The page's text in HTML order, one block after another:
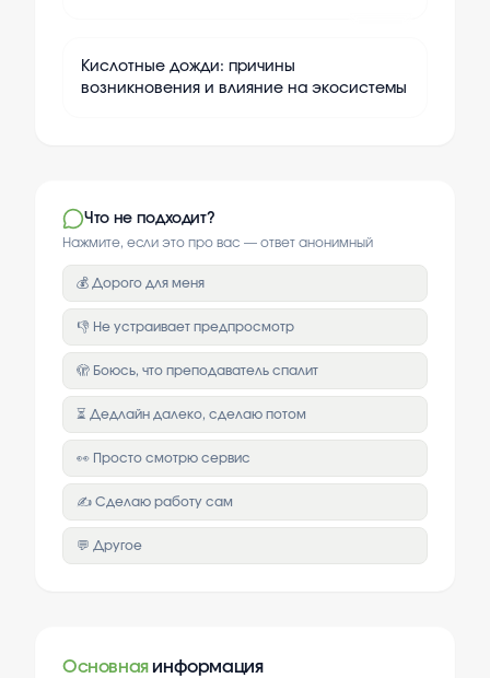
Кислотные дожди: причины
возникновения и влияние на экосистемы
Что не подходит?
Нажмите, если это про вас — ответ анонимный
💰 Дорого для меня
👎 Не устраивает предпросмотр
🫣 Боюсь, что преподаватель спалит
⏳ Дедлайн далеко, сделаю потом
👀 Просто смотрю сервис
✍️ Сделаю работу сам
💬 Другое
Основная информация